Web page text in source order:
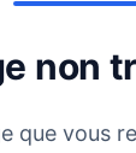
non
que vous